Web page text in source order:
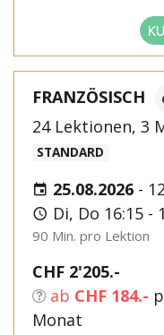
FRANZÖSISCH
24 Lektionen, 3
STANDARD
25.08.2026 -
Di, Do 16:15 -
90 Min. pro Lektion
CHF 2'205.-
ab CHF 184.-
Monat